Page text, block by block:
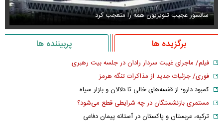
سانسور عجیب تلویزیون همه را متعجب کرد
برگزیده ها پربیننده ها
فیلم/ ماجرای غیبت سردار رادان در جلسه بیت رهبری
فوری/ جزئیات جدید از مذاکرات تنگه هرمز
کمبود دارو؛ از قفسه‌های خالی تا دلالان و بازار سیاه
مستمری بازنشستگان در چه شرایطی قطع می‌شود؟
ترکیه، عربستان و پاکستان در آستانه پیمان دفاعی